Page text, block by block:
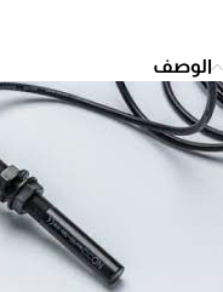
الوصف